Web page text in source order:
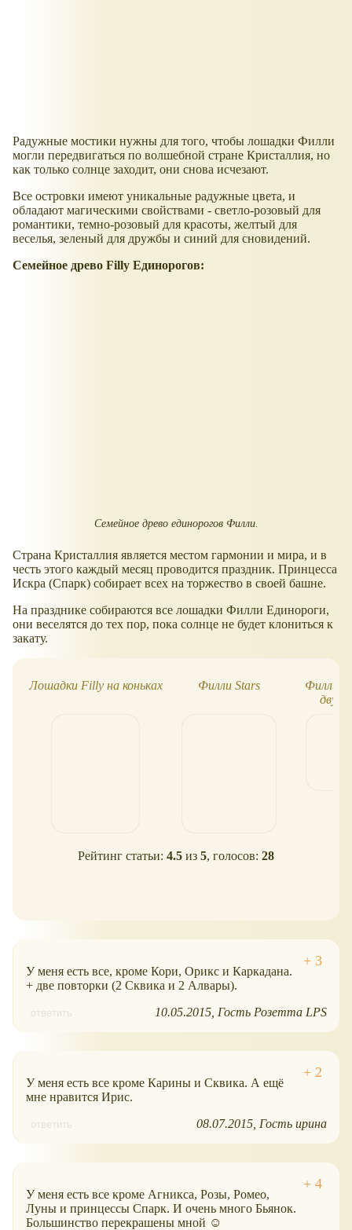
Радужные мостики нужны для того, чтобы лошадки Филли
могли передвигаться по волшебной стране Кристаллия, но
как только солнце заходит, они снова исчезают.
Все островки имеют уникальные радужные цвета, и
обладают магическими свойствами - светло-розовый для
романтики, темно-розовый для красоты, желтый для
веселья, зеленый для дружбы и синий для сновидений.
Семейное древо Filly Единорогов:
Семейное древо единорогов Филли.
Страна Кристаллия является местом гармонии и мира, и в
честь этого каждый месяц проводится праздник. Принцесса
Искра (Спарк) собирает всех на торжество в своей башне.
На празднике собираются все лошадки Филли Единороги,
они веселятся до тех пор, пока солнце не будет клониться к
закату.
Лошадки Filly на коньках Филли Stars
Филли
Рейтинг статьи: 4.5 из 5, голосов: 28
У меня есть все, кроме Кори, Орикс и Каркадана.
+ две повторки (2 Сквика и 2 Алвары).
ответить 10.05.2015 Гость Розетта LPS
У меня есть все кроме Карины и Сквика. А ещё
мне нравится Ирис.
ответить 08.07.2015 Гость ирина
У меня есть все кроме Агникса, Розы, Ромео,
Луны и принцессы Спарк. И очень много Бьянок.
Большинство перекрашены мной ☺